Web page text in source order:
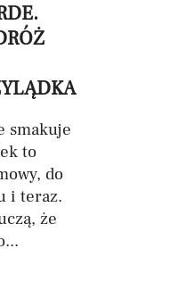
smakuje
to
do
i teraz.
że